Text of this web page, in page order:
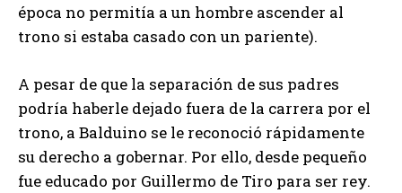
época no permitía a un hombre ascender al
trono si estaba casado con un pariente).
A pesar de que la separación de sus padres
podría haberle dejado fuera de la carrera por el
trono, a Balduino se le reconoció rápidamente
su derecho a gobernar. Por ello, desde pequeño
fue educado por Guillermo de Tiro para ser rey.